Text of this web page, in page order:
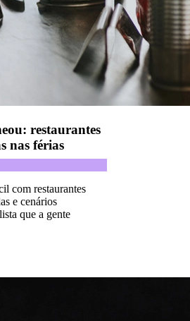
restaurantes
nas férias
com restaurantes
e cenários
que a gente